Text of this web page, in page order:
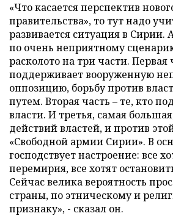
«Что касается перспектив
правительства», то тут надо
развивается ситуация в Сирии.
по очень неприятному
расколото на три части. Первая
поддерживает вооруженную
оппозицию, борьбу против
путем. Вторая часть – те, кто
власти. И третья, самая
действий властей, и против
«Свободной армии Сирии». В
господствует настроение: все
перемирия, все хотят
Сейчас велика вероятность
страны, по этническому и
признаку», - сказал он.